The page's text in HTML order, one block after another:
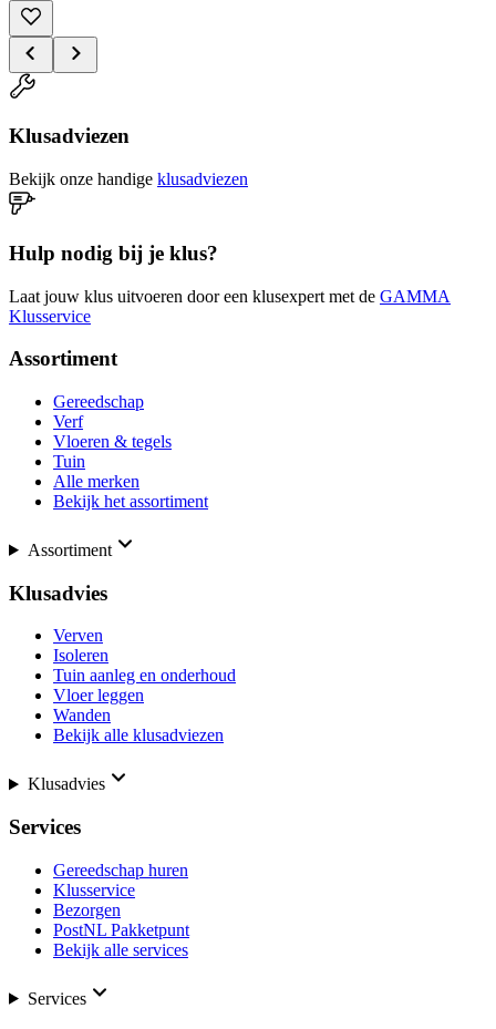
Klusadviezen
Bekijk onze handige klusadviezen
Hulp nodig bij je klus?
Laat jouw klus uitvoeren door een klusexpert met de GAMMA
Klusservice
Assortiment
Gereedschap
Verf
Vloeren & tegels
Tuin
Alle merken
Bekijk het assortiment
Assortiment
Klusadvies
Verven
Isoleren
Tuin aanleg en onderhoud
Vloer leggen
Wanden
Bekijk alle klusadviezen
Klusadvies
Services
Gereedschap huren
Klusservice
Bezorgen
PostNL Pakketpunt
Bekijk alle services
Services